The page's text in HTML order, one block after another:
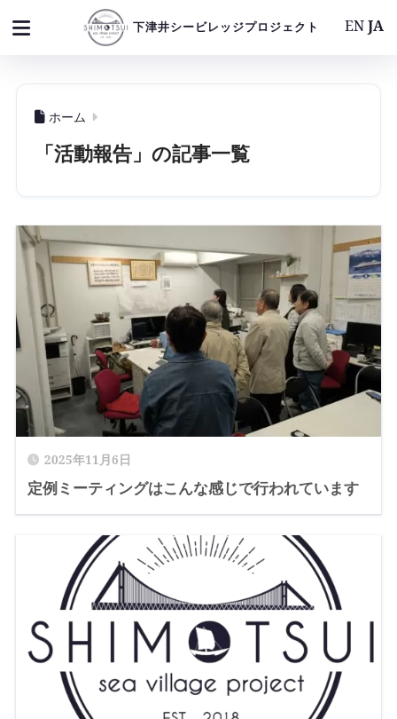
下津井シービレッジプロジェクト
ホーム
「活動報告」の記事一覧
2025年11月6日
定例ミーティングはこんな感じで行われています
ENJA